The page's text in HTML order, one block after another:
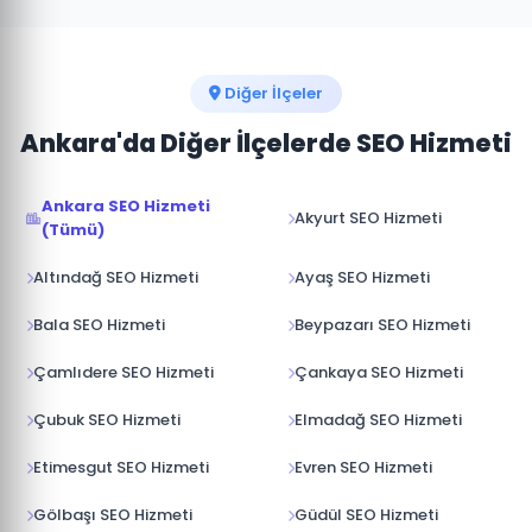
Diğer İlçeler
Ankara'da Diğer İlçelerde SEO Hizmeti
Ankara SEO Hizmeti
(Tümü)
Akyurt SEO Hizmeti
Altındağ SEO Hizmeti Ayaş SEO Hizmeti
Bala SEO Hizmeti Beypazarı SEO Hizmeti
Çamlıdere SEO Hizmeti Çankaya SEO Hizmeti
Çubuk SEO Hizmeti Elmadağ SEO Hizmeti
Etimesgut SEO Hizmeti Evren SEO Hizmeti
Gölbaşı SEO Hizmeti Güdül SEO Hizmeti